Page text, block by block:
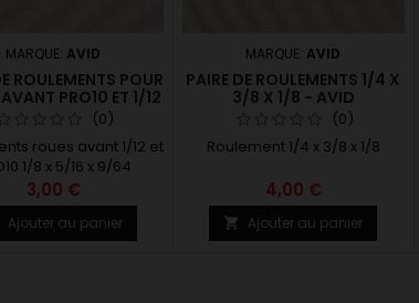
MARQUE: AVID
ROULEMENTS POUR
PRO10 ET 1/12
(0)
roues avant 1/12 et
1/8 x 5/16 x 9/64
3,00 €
Ajouter au panier
MARQUE: AVID
PAIRE DE ROULEMENTS 1/4 X
3/8 X 1/8 - AVID
(0)
Roulement 1/4 x 3/8 x 1/8
4,00 €
 Ajouter au panier